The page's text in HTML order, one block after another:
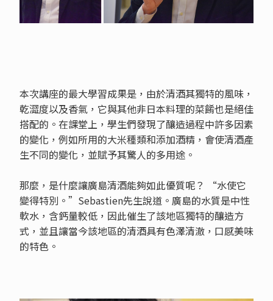
本次講座的最大學習成果是，由於清酒其獨特的風味，
乾澀度以及香氣，它與其他非日本料理的菜餚也是絕佳
搭配的。在課堂上，學生們發現了釀造過程中許多因素
的變化，例如所用的大米種類和添加酒精，會使清酒產
生不同的變化，並賦予其驚人的多用途。
那麼，是什麼讓廣島清酒能夠如此優質呢？ “水使它
變得特別。”Sebastien先生說道。廣島的水質是中性
軟水，含鈣量較低，因此催生了該地區獨特的釀造方
式，並且讓當今該地區的清酒具有色澤清澈，口感美味
的特色。